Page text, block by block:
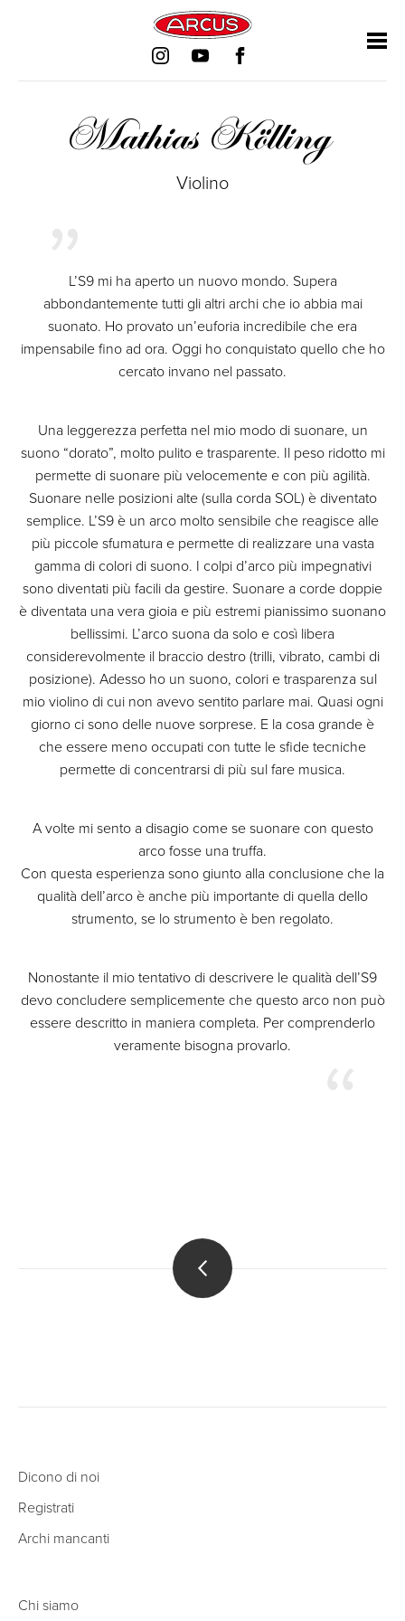
Mathias Kölling
Violino
L’S9 mi ha aperto un nuovo mondo. Supera
abbondantemente tutti gli altri archi che io abbia mai
suonato. Ho provato un’euforia incredibile che era
impensabile fino ad ora. Oggi ho conquistato quello che ho
cercato invano nel passato.
Una leggerezza perfetta nel mio modo di suonare, un
suono “dorato”, molto pulito e trasparente. Il peso ridotto mi
permette di suonare più velocemente e con più agilità.
Suonare nelle posizioni alte (sulla corda SOL) è diventato
semplice. L’S9 è un arco molto sensibile che reagisce alle
più piccole sfumatura e permette di realizzare una vasta
gamma di colori di suono. I colpi d’arco più impegnativi
sono diventati più facili da gestire. Suonare a corde doppie
è diventata una vera gioia e più estremi pianissimo suonano
bellissimi. L’arco suona da solo e così libera
considerevolmente il braccio destro (trilli, vibrato, cambi di
posizione). Adesso ho un suono, colori e trasparenza sul
mio violino di cui non avevo sentito parlare mai. Quasi ogni
giorno ci sono delle nuove sorprese. E la cosa grande è
che essere meno occupati con tutte le sfide tecniche
permette di concentrarsi di più sul fare musica.
A volte mi sento a disagio come se suonare con questo
arco fosse una truffa.
Con questa esperienza sono giunto alla conclusione che la
qualità dell’arco è anche più importante di quella dello
strumento, se lo strumento è ben regolato.
Nonostante il mio tentativo di descrivere le qualità dell’S9
devo concludere semplicemente che questo arco non può
essere descritto in maniera completa. Per comprenderlo
veramente bisogna provarlo.
Dicono di noi
Registrati
Archi mancanti
Chi siamo